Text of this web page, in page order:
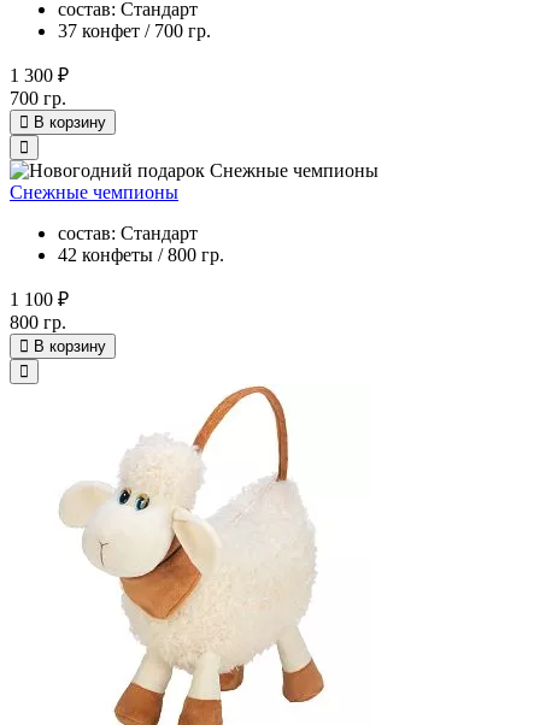
состав: Стандарт
37 конфет / 700 гр.
1 300 ₽
700 гр.
В корзину
Снежные чемпионы
состав: Стандарт
42 конфеты / 800 гр.
1 100 ₽
800 гр.
В корзину